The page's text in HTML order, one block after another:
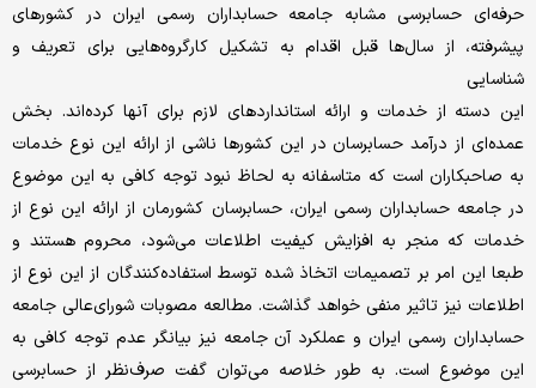
حرفه‌ای حسابرسی مشابه جامعه حسابداران رسمی ایران در کشورهای
پیشرفته، از سال‌ها قبل اقدام به تشکیل کارگروه‌هایی برای تعریف و
شناسایی
این دسته از خدمات و ارائه استانداردهای لازم برای آنها کرده‌اند. بخش
عمده‌ای از درآمد حسابرسان در این کشورها ناشی از ارائه این نوع خدمات
به صاحبکاران است که متاسفانه به لحاظ نبود توجه کافی به این موضوع
در جامعه حسابداران رسمی ایران، حسابرسان کشورمان از ارائه این نوع از
خدمات که منجر به افزایش کیفیت اطلاعات می‌شود، محروم هستند و
طبعا این امر بر تصمیمات اتخاذ شده توسط استفاده‌کنندگان از این نوع از
اطلاعات نیز تاثیر منفی خواهد گذاشت. مطالعه مصوبات شورای‌عالی جامعه
حسابداران رسمی ایران و عملکرد آن جامعه نیز بیانگر عدم توجه کافی به
این موضوع است. به طور خلاصه می‌توان گفت صرف‌نظر از حسابرسی